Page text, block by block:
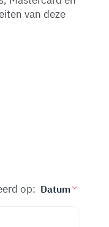
van deze
op: